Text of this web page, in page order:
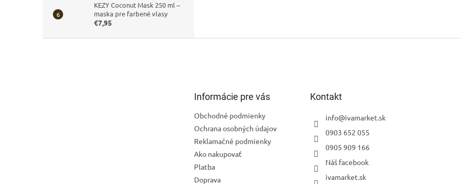
KEZY Coconut Mask 250 ml –
maska pre farbené vlasy
€7,95
Informácie pre vás
Obchodné podmienky
Ochrana osobných údajov
Reklamačné podmienky
Ako nakupovať
Platba
Doprava
Kontakt
info@ivamarket.sk
0903 652 055
0905 909 166
Náš facebook
ivamarket.sk